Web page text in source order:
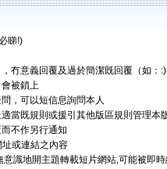
睇!)
冇意義回覆及過於簡潔既回覆（如：
被鎖上
，可以短信息詢問本人
當既規則或援引其他版區規則管理本
不作另行通知
址或連結之內容
意識地開主題轉載短片網站,可能被即